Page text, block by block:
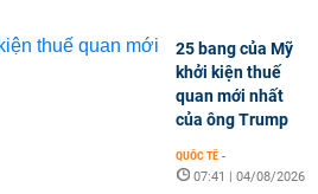
25 bang của Mỹ
khởi kiện thuế
quan mới nhất
của ông Trump
QUỐC TẾ -
07:41 | 04/08/2026